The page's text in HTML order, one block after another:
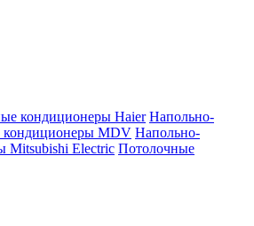
кондиционеры Haier Напольно-
кондиционеры MDV Напольно-
Mitsubishi Electric Потолочные